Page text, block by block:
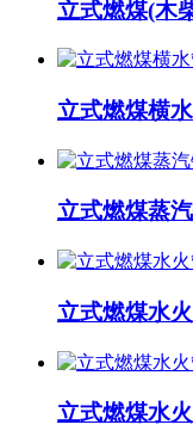
立式燃煤(木
立式燃煤横
立式燃煤蒸
立式燃煤水
立式燃煤水